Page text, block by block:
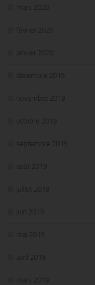
mars 2020
février 2020
janvier 2020
décembre 2019
novembre 2019
octobre 2019
septembre 2019
août 2019
juillet 2019
juin 2019
mai 2019
avril 2019
mars 2019